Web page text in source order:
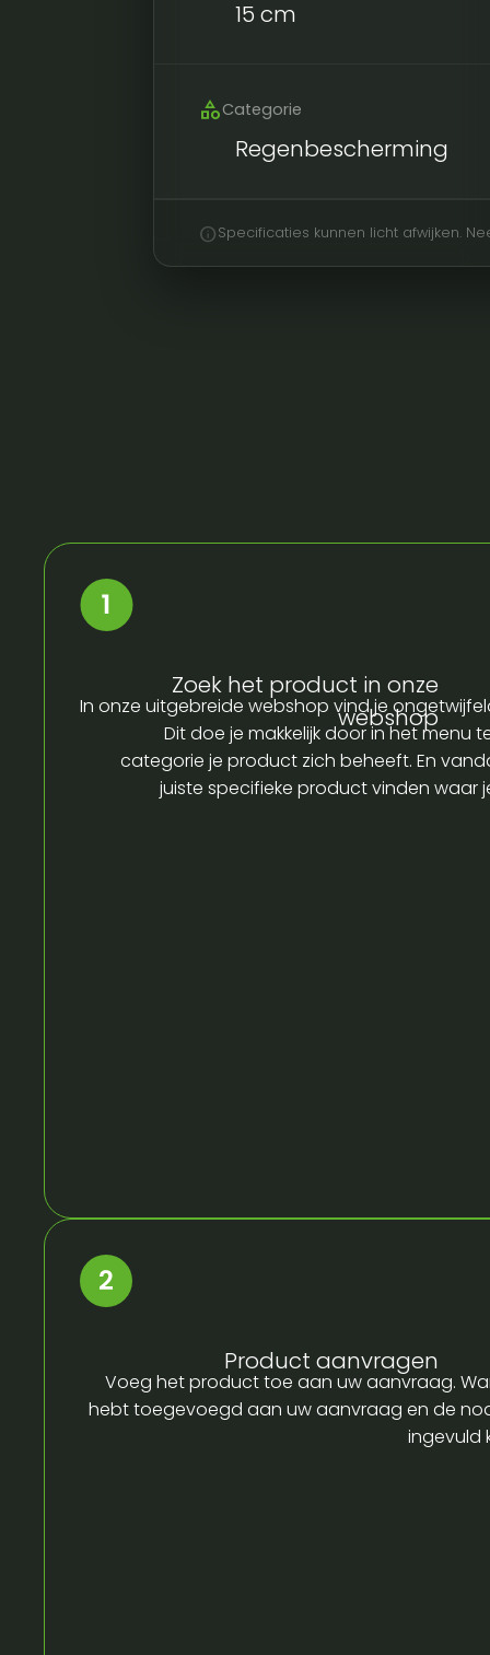
15 cm
categoryCategorie
Regenbescherming
infoSpecificaties kunnen licht afwijken.
Zoek het product in onze
webshop
In onze uitgebreide webshop vind je
Dit doe je makkelijk door in het menu
categorie je product zich beheeft. En
juiste specifieke product vinden waar
Product aanvragen
Voeg het product toe aan uw aanvraag.
hebt toegevoegd aan uw aanvraag en de
ingevuld